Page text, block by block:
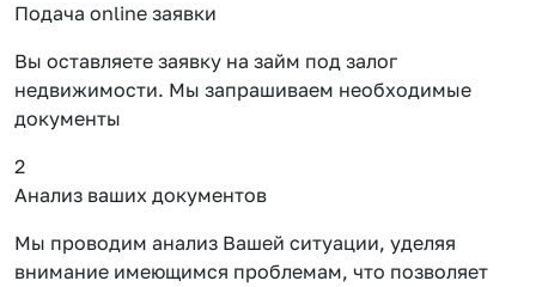
Подача online заявки
Вы оставляете заявку на займ под залог
недвижимости. Мы запрашиваем необходимые
документы
2
Анализ ваших документов
Мы проводим анализ Вашей ситуации, уделяя
внимание имеющимся проблемам, что позволяет